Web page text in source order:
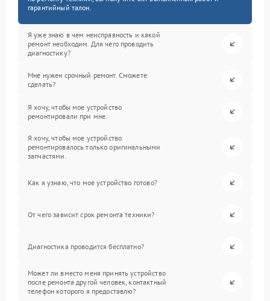
гарантийный талон.
Я уже знаю в чем неисправность и какой
ремонт необходим. Для чего проводить
диагностику?
Мне нужен срочный ремонт. Сможете
сделать?
Я хочу, чтобы мое устройство
ремонтировали при мне.
Я хочу, чтобы мое устройство
ремонтировалось только оригинальными
запчастями.
Как я узнаю, что мое устройство готово?
От чего зависит срок ремонта техники?
Диагностика проводится бесплатно?
Может ли вместо меня принять устройство
после ремонта другой человек, контактный
телефон которого я предоставлю?